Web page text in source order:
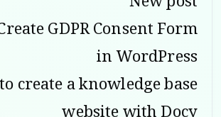
GDPR Consent Form
in WordPress
create a knowledge base